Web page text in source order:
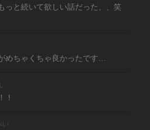
っと続いて欲しい話だった、、笑
めちゃくちゃ良かったです…
！
い